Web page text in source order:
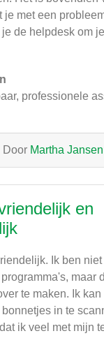
je met een
de helpdesk om
professionele
Door Martha Jansen
en
Ik ben
maar
te maken. Ik
in te
ik veel met mijn